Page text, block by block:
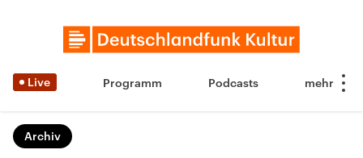
Live Programm Podcasts
Archiv